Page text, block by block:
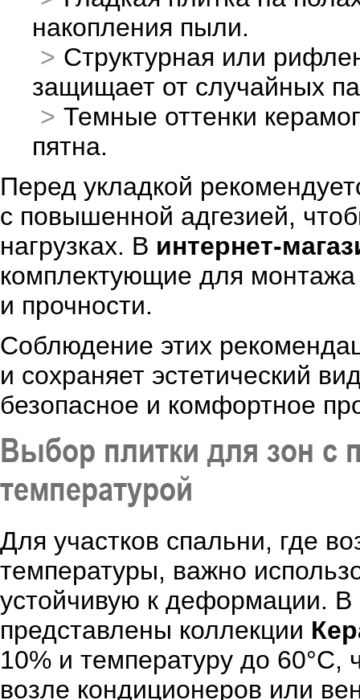
накопления пыли.
Структурная или
защищает от случайных
Темные оттенки
пятна.
Перед укладкой
с повышенной адгезией,
нагрузках. В интернет-
комплектующие для монтажа
и прочности.
Соблюдение этих
и сохраняет эстетический
безопасное и комфортное
Выбор плитки для зон
температурой
Для участков спальни, где
температуры, важно
устойчивую к деформации. В
представлены коллекции
10% и температуру до
возле кондиционеров или